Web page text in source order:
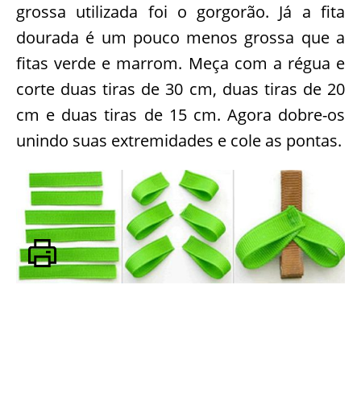
grossa utilizada foi o gorgorão. Já a fita
dourada é um pouco menos grossa que a
fitas verde e marrom. Meça com a régua e
corte duas tiras de 30 cm, duas tiras de 20
cm e duas tiras de 15 cm. Agora dobre-os
unindo suas extremidades e cole as pontas.